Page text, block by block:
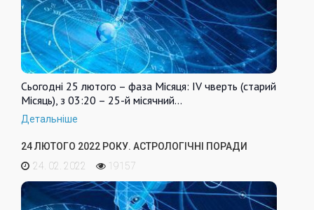
Сьогодні 25 лютого – фаза Місяця: IV чверть (старий
Місяць), з 03:20 – 25-й місячний…
Детальніше
24 ЛЮТОГО 2022 РОКУ. АСТРОЛОГІЧНІ ПОРАДИ
24. 02. 2022
19157